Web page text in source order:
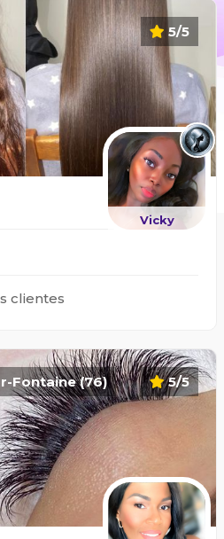
5/5
Vicky
clientes
5/5
Fontaine (76)